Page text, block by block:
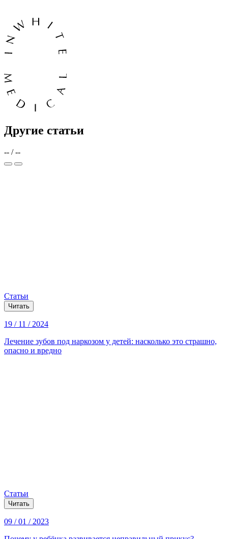
Другие статьи
-- / --
Статьи
Читать
19 / 11 / 2024
Лечение зубов под наркозом у детей: насколько это страшно,
опасно и вредно
Статьи
Читать
09 / 01 / 2023